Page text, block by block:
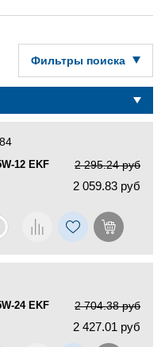
Фильтры поиска
12 EKF
2 295.24 руб
2 059.83 руб
24 EKF
2 704.38 руб
2 427.01 руб